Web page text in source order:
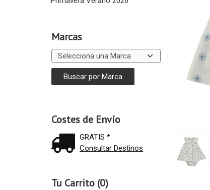
Marcas
Costes de Envío
GRATIS *
Consultar Destinos
Tu Carrito (0)